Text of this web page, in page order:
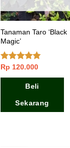
Tanaman Taro ‘Black
Magic’
Dinilai
4.50dari 5
Rp 120.000
Beli
Sekarang